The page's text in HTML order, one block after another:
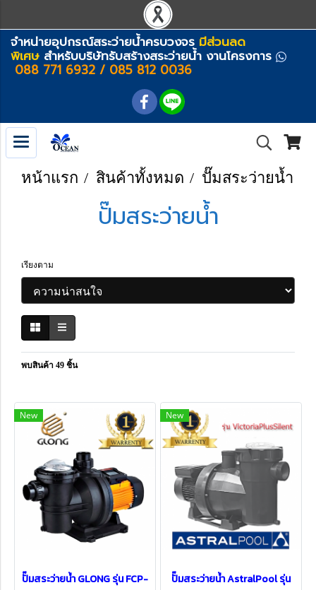
จำหน่ายอุปกรณ์สระว่ายน้ำครบวงจร มีส่วนลด
พิเศษ สำหรับบริษัทรับสร้างสระว่ายน้ำ งานโครงการ
088 771 6932 / 085 812 0036
หน้าแรก สินค้าทั้งหมด ปั๊มสระว่ายน้ำ
ปั๊มสระว่ายน้ำ
เรียงตาม
พบสินค้า 49 ชิ้น
New
ปั๊มสระว่ายน้ำ GLONG รุ่น FCP-
New
ปั๊มสระว่ายน้ำ AstralPool รุ่น